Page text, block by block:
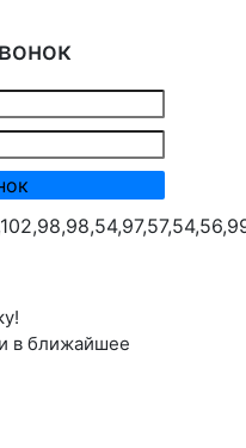
в ближайшее